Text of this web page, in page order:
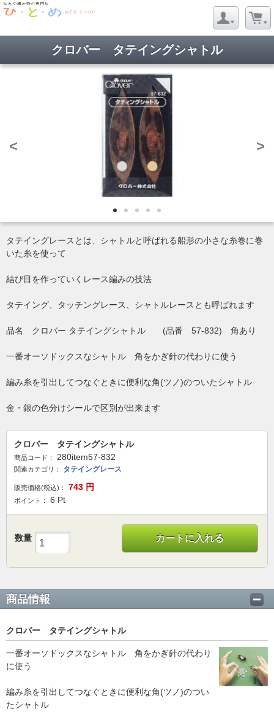
クロバー タテイングシャトル
< >
タテイングレースとは、シャトルと呼ばれる船形の小さな糸巻に巻
いた糸を使って
結び目を作っていくレース編みの技法
タテイング、タッチングレース、シャトルレースとも呼ばれます
品名 クロバー タテイングシャトル (品番 57-832) 角あり
一番オーソドックスなシャトル 角をかぎ針の代わりに使う
編み糸を引出してつなぐときに便利な角(ツノ)のついたシャトル
金・銀の色分けシールで区別が出来ます
クロバー タテイングシャトル
商品コード： 280item57-832
関連カテゴリ： タテイングレース
販売価格(税込)： 743 円
ポイント： 6 Pt
数量 カートに入れる
商品情報
クロバー タテイングシャトル
一番オーソドックスなシャトル 角をかぎ針の代わり
に使う
編み糸を引出してつなぐときに便利な角(ツノ)のつい
たシャトル